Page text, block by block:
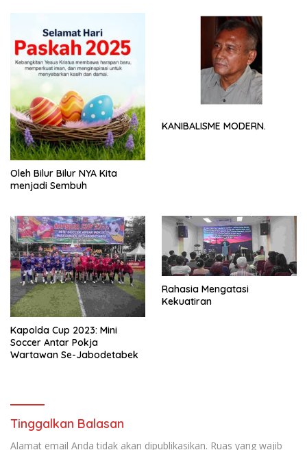
Oleh Bilur Bilur NYA Kita
menjadi Sembuh
KANIBALISME MODERN.
Kapolda Cup 2023: Mini
Soccer Antar Pokja
Wartawan Se-Jabodetabek
Rahasia Mengatasi
Kekuatiran
Tinggalkan Balasan
Alamat email Anda tidak akan dipublikasikan. Ruas yang wajib